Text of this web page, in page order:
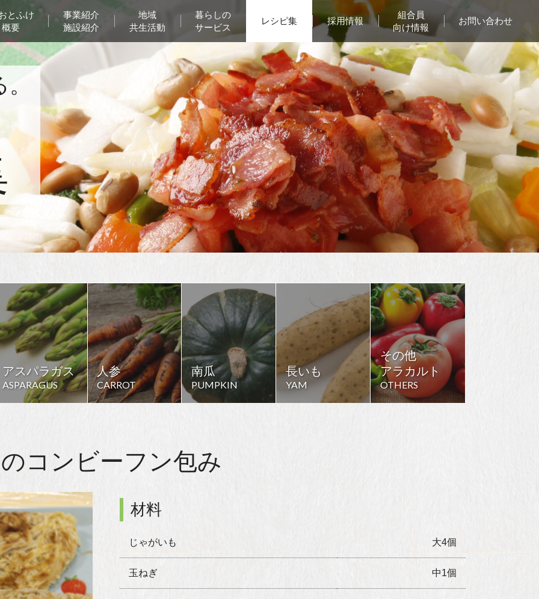
とふけ
概要
事業紹介
施設紹介
地域
共生活動
暮らしの
サービス
レシピ集 採用情報
組合員
向け情報
お問い合わせ
アスパラガス
ASPARAGUS
人参
CARROT
南瓜
PUMPKIN
長いも
YAM
その他
アラカルト
OTHERS
コンビーフン包み
材料
じゃがいも 大4個
玉ねぎ 中1個